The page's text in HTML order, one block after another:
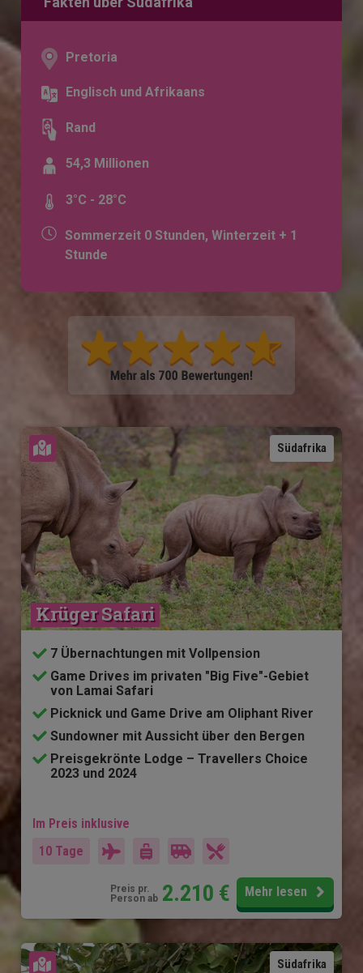
Pretoria
Englisch und Afrikaans
Rand
54,3 Millionen
3°C - 28°C
Sommerzeit 0 Stunden, Winterzeit + 1
Stunde
Südafrika
Karte ansehen
Krüger Safari
7 Übernachtungen mit Vollpension
Game Drives im privaten "Big Five"-Gebiet
von Lamai Safari
Picknick und Game Drive am Oliphant River
Sundowner mit Aussicht über den Bergen
Preisgekrönte Lodge – Travellers Choice
2023 und 2024
Im Preis inklusive
10 Tage
Preis pr.
Person ab 2.210 € Mehr lesen
Südafrika
Karte ansehen